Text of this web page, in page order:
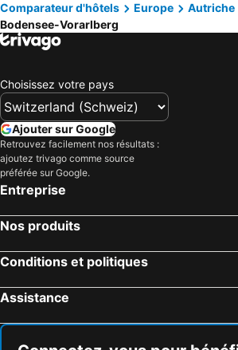
Hôtels Ibiza
Hôtels
Hôtels Tyrol du Sud
Hôtels
Hôtels Grèce
Hôtels Algarve
Hôtels
Hôtels Valais
Hôtels Île de Rhodes
Hôtels Djerba
Hôtels Province d'Antalya
Comparateur d'hôtels Europe
Autriche
Bodensee-Vorarlberg
Choisissez votre pays
Ajouter sur Google
Retrouvez facilement nos résultats :
ajoutez trivago comme source
préférée sur Google.
Entreprise
Nos produits
Conditions et politiques
Assistance